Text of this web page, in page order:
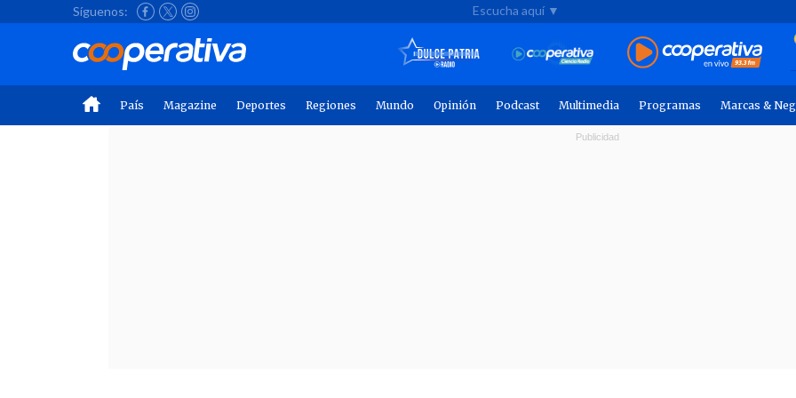
Síguenos: Escucha aquí ▼
País Magazine Deportes Regiones Mundo Opinión Podcast Multimedia Programas Marcas &